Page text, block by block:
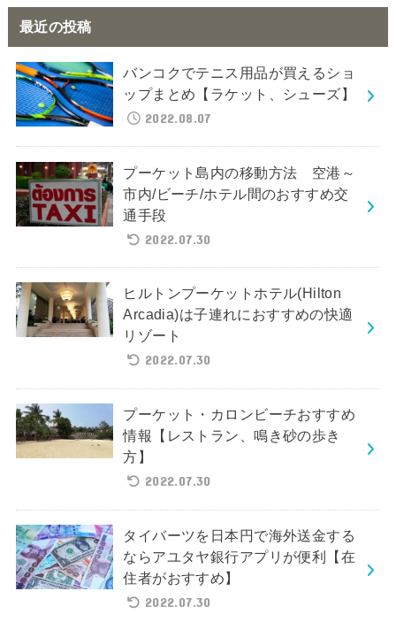
最近の投稿
バンコクでテニス用品が買えるショ
ップまとめ【ラケット、シューズ】
2022.08.07
プーケット島内の移動方法 空港～
市内/ビーチ/ホテル間のおすすめ交
通手段
2022.07.30
ヒルトンプーケットホテル(Hilton
Arcadia)は子連れにおすすめの快適
リゾート
2022.07.30
プーケット・カロンビーチおすすめ
情報【レストラン、鳴き砂の歩き
方】
2022.07.30
タイバーツを日本円で海外送金する
ならアユタヤ銀行アプリが便利【在
住者がおすすめ】
2022.07.30